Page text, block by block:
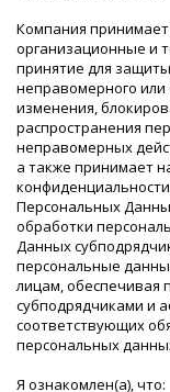
Компания
организационные и
принятие для
неправомерного или
изменения,
распространения
неправомерных
а также принимает
Персональных
обработки
Данных
персональные
лицам, обеспечивая
субподрядчиками и
соответствующих
персональных
Я ознакомлен(а), что: